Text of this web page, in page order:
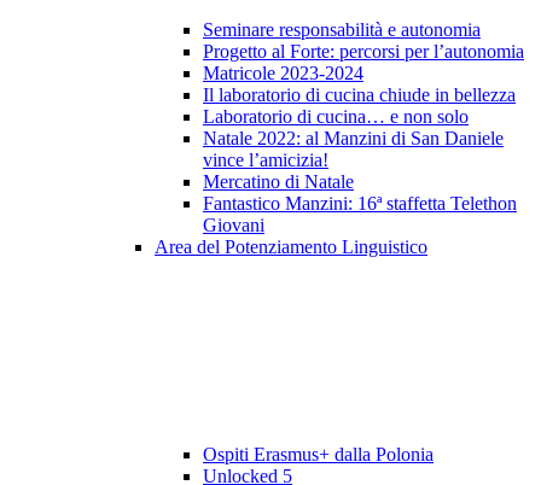
Seminare responsabilità e autonomia
Progetto al Forte: percorsi per l’autonomia
Matricole 2023-2024
Il laboratorio di cucina chiude in bellezza
Laboratorio di cucina… e non solo
Natale 2022: al Manzini di San Daniele
vince l’amicizia!
Mercatino di Natale
Fantastico Manzini: 16ª staffetta Telethon
Giovani
Area del Potenziamento Linguistico
Ospiti Erasmus+ dalla Polonia
Unlocked 5